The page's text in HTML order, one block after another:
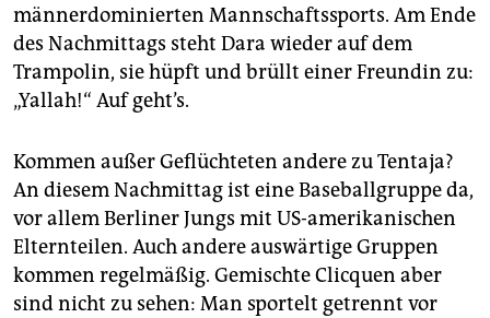
männerdominierten Mannschaftssports. Am Ende
des Nachmittags steht Dara wieder auf dem
Trampolin, sie hüpft und brüllt einer Freundin zu:
„Yallah!“ Auf geht’s.
Kommen außer Geflüchteten andere zu Tentaja?
An diesem Nachmittag ist eine Baseballgruppe da,
vor allem Berliner Jungs mit US-amerikanischen
Elternteilen. Auch andere auswärtige Gruppen
kommen regelmäßig. Gemischte Clicquen aber
sind nicht zu sehen: Man sportelt getrennt vor